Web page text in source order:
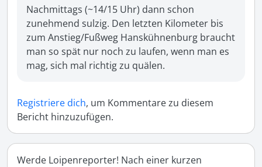
Nachmittags (~14/15 Uhr) dann schon
zunehmend sulzig. Den letzten Kilometer bis
zum Anstieg/Fußweg Hanskühnenburg braucht
man so spät nur noch zu laufen, wenn man es
mag, sich mal richtig zu quälen.
Registriere dich, um Kommentare zu diesem
Bericht hinzuzufügen.
Werde Loipenreporter! Nach einer kurzen